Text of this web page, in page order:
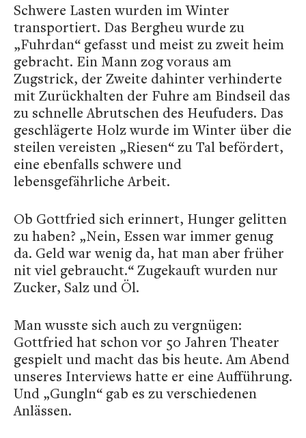
Schwere Lasten wurden im Winter
transportiert. Das Bergheu wurde zu
„Fuhrdan“ gefasst und meist zu zweit heim
gebracht. Ein Mann zog voraus am
Zugstrick, der Zweite dahinter verhinderte
mit Zurückhalten der Fuhre am Bindseil das
zu schnelle Abrutschen des Heufuders. Das
geschlägerte Holz wurde im Winter über die
steilen vereisten „Riesen“ zu Tal befördert,
eine ebenfalls schwere und
lebensgefährliche Arbeit.
Ob Gottfried sich erinnert, Hunger gelitten
zu haben? „Nein, Essen war immer genug
da. Geld war wenig da, hat man aber früher
nit viel gebraucht.“ Zugekauft wurden nur
Zucker, Salz und Öl.
Man wusste sich auch zu vergnügen:
Gottfried hat schon vor 50 Jahren Theater
gespielt und macht das bis heute. Am Abend
unseres Interviews hatte er eine Aufführung.
Und „Gungln“ gab es zu verschiedenen
Anlässen.